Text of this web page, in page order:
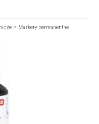
> Markery permanentne